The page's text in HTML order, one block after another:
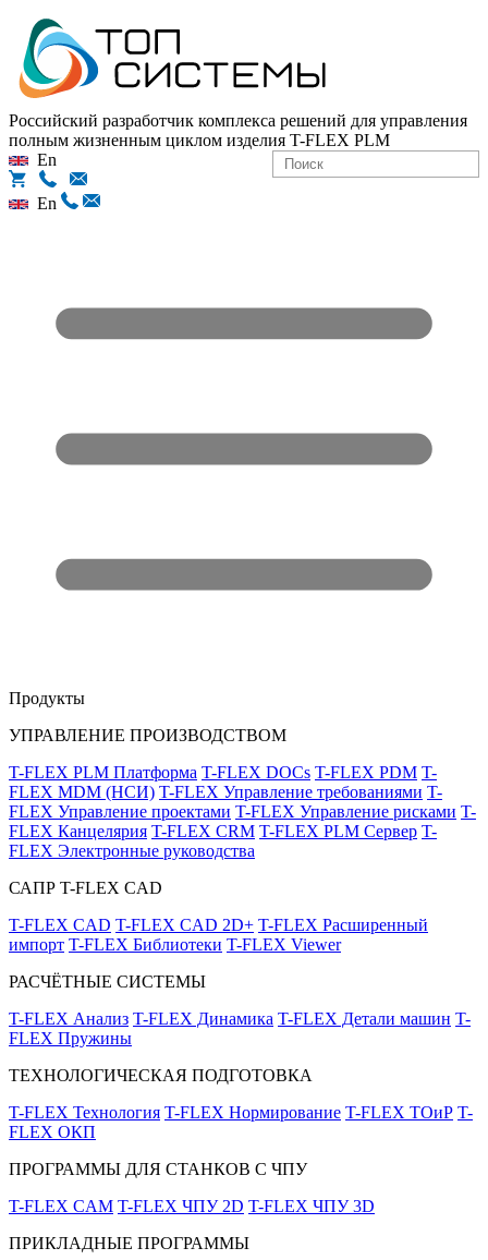
Российский разработчик комплекса решений для управления
полным жизненным циклом изделия T-FLEX PLM
En
En
Продукты
УПРАВЛЕНИЕ ПРОИЗВОДСТВОМ
T-FLEX PLM Платформа T-FLEX DOCs T-FLEX PDM T-
FLEX MDM (НСИ) T-FLEX Управление требованиями T-
FLEX Управление проектами T-FLEX Управление рисками T-
FLEX Канцелярия T-FLEX CRM T-FLEX PLM Сервер T-
FLEX Электронные руководства
САПР T-FLEX CAD
T-FLEX CAD T-FLEX CAD 2D+ T-FLEX Расширенный
импорт T-FLEX Библиотеки T-FLEX Viewer
РАСЧЁТНЫЕ СИСТЕМЫ
T-FLEX Анализ T-FLEX Динамика T-FLEX Детали машин T-
FLEX Пружины
ТЕХНОЛОГИЧЕСКАЯ ПОДГОТОВКА
T-FLEX Технология T-FLEX Нормирование T-FLEX ТОиР T-
FLEX ОКП
ПРОГРАММЫ ДЛЯ СТАНКОВ С ЧПУ
T-FLEX CAM T-FLEX ЧПУ 2D T-FLEX ЧПУ 3D
ПРИКЛАДНЫЕ ПРОГРАММЫ